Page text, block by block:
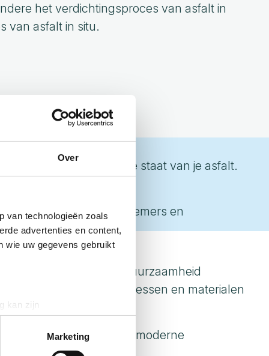
Over
van technologieën zoals
advertenties en content,
wie uw gegevens gebruikt
kan zijn
detailgedeeltein. U kunt uw
Marketing
het verdichtingsproces van asfalt in
van asfalt in situ.
niet alleen inzicht in de staat van je asfalt.
voor aannemers en
kwaliteitsborging en duurzaamheid
aantonen dat je processen en materialen
zet je de maatstaf voor moderne